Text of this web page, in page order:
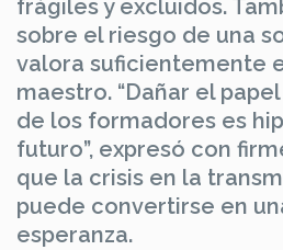
frágiles y excluidos.
sobre el riesgo de una
valora suficientemente
maestro. “Dañar el
de los formadores es
futuro”, expresó con
que la crisis en la
puede convertirse en
esperanza.